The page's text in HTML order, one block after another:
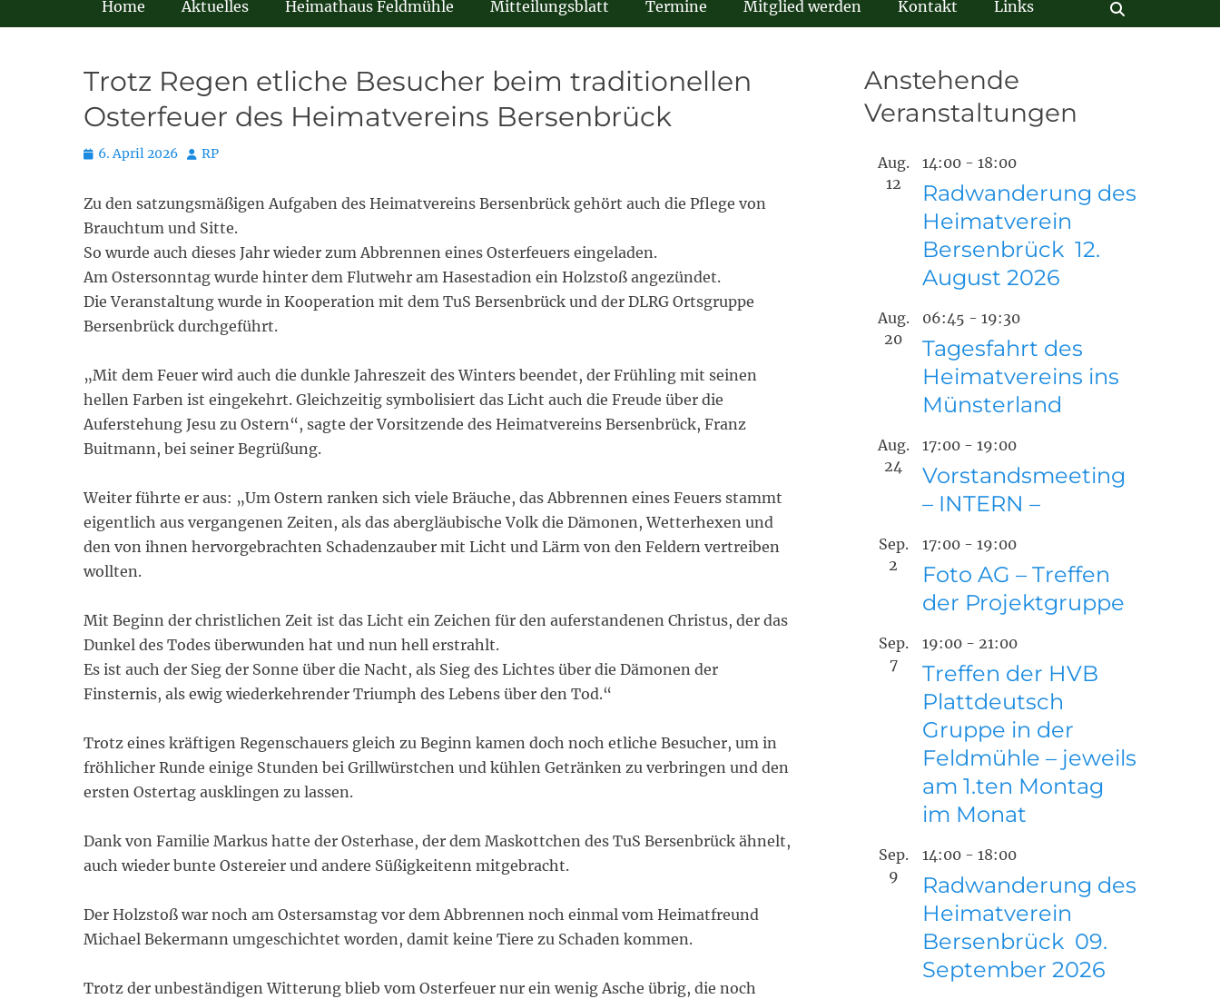
Home Aktuelles Heimathaus Feldmühle Mitteilungsblatt Termine Mitglied werden Kontakt Links
Trotz Regen etliche Besucher beim traditionellen
Osterfeuer des Heimatvereins Bersenbrück
Posted
6. April 2026 Autor
RP
Zu den satzungsmäßigen Aufgaben des Heimatvereins Bersenbrück gehört auch die Pflege von
Brauchtum und Sitte.
So wurde auch dieses Jahr wieder zum Abbrennen eines Osterfeuers eingeladen.
Am Ostersonntag wurde hinter dem Flutwehr am Hasestadion ein Holzstoß angezündet.
Die Veranstaltung wurde in Kooperation mit dem TuS Bersenbrück und der DLRG Ortsgruppe
Bersenbrück durchgeführt.
„Mit dem Feuer wird auch die dunkle Jahreszeit des Winters beendet, der Frühling mit seinen
hellen Farben ist eingekehrt. Gleichzeitig symbolisiert das Licht auch die Freude über die
Auferstehung Jesu zu Ostern“, sagte der Vorsitzende des Heimatvereins Bersenbrück, Franz
Buitmann, bei seiner Begrüßung.
Weiter führte er aus: „Um Ostern ranken sich viele Bräuche, das Abbrennen eines Feuers stammt
eigentlich aus vergangenen Zeiten, als das abergläubische Volk die Dämonen, Wetterhexen und
den von ihnen hervorgebrachten Schadenzauber mit Licht und Lärm von den Feldern vertreiben
wollten.
Mit Beginn der christlichen Zeit ist das Licht ein Zeichen für den auferstandenen Christus, der das
Dunkel des Todes überwunden hat und nun hell erstrahlt.
Es ist auch der Sieg der Sonne über die Nacht, als Sieg des Lichtes über die Dämonen der
Finsternis, als ewig wiederkehrender Triumph des Lebens über den Tod.“
Trotz eines kräftigen Regenschauers gleich zu Beginn kamen doch noch etliche Besucher, um in
fröhlicher Runde einige Stunden bei Grillwürstchen und kühlen Getränken zu verbringen und den
ersten Ostertag ausklingen zu lassen.
Dank von Familie Markus hatte der Osterhase, der dem Maskottchen des TuS Bersenbrück ähnelt,
auch wieder bunte Ostereier und andere Süßigkeitenn mitgebracht.
Der Holzstoß war noch am Ostersamstag vor dem Abbrennen noch einmal vom Heimatfreund
Michael Bekermann umgeschichtet worden, damit keine Tiere zu Schaden kommen.
Trotz der unbeständigen Witterung blieb vom Osterfeuer nur ein wenig Asche übrig, die noch
Anstehende
Veranstaltungen
Aug.
12
14:00 - 18:00
Radwanderung des
Heimatverein
Bersenbrück 12.
August 2026
Aug.
20
06:45 - 19:30
Tagesfahrt des
Heimatvereins ins
Münsterland
Aug.
24
17:00 - 19:00
Vorstandsmeeting
– INTERN –
Sep.
2
17:00 - 19:00
Foto AG – Treffen
der Projektgruppe
Sep.
7
19:00 - 21:00
Treffen der HVB
Plattdeutsch
Gruppe in der
Feldmühle – jeweils
am 1.ten Montag
im Monat
Sep.
9
14:00 - 18:00
Radwanderung des
Heimatverein
Bersenbrück 09.
September 2026